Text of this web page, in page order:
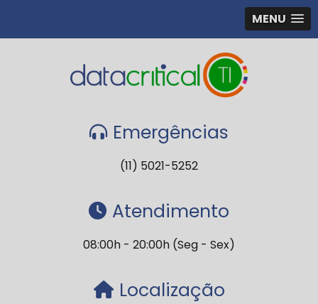
MENU
Emergências
(11) 5021-5252
Atendimento
08:00h - 20:00h (Seg - Sex)
Localização